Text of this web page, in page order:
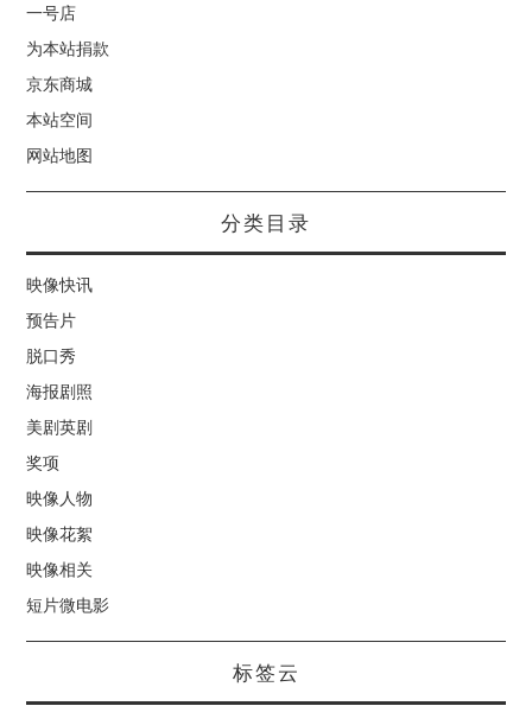
一号店
为本站捐款
京东商城
本站空间
网站地图
分类目录
映像快讯
预告片
脱口秀
海报剧照
美剧英剧
奖项
映像人物
映像花絮
映像相关
短片微电影
标签云